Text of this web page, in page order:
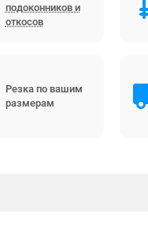
подоконников и
откосов
Резка по вашим
размерам